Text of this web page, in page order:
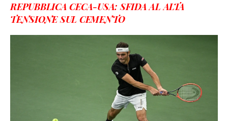
REPUBBLICA CECA-USA: SFIDA AL ALTA
TENSIONE SUL CEMENTO